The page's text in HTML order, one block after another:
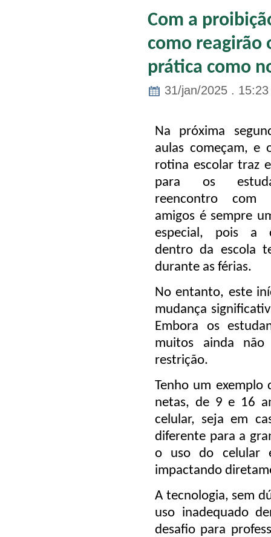
Com a
como reagirão
prática como
31/jan/2025 . 15:23
Na próxima
aulas começam, e
rotina escolar traz
para os
reencontro com
amigos é sempre
especial, pois a
dentro da escola
durante as férias.
No entanto, este
mudança
Embora os
muitos ainda não
restrição.
Tenho um exemplo
netas, de 9 e 16
celular, seja em
diferente para a
o uso do celular
impactando
A tecnologia, sem
uso inadequado
desafio para